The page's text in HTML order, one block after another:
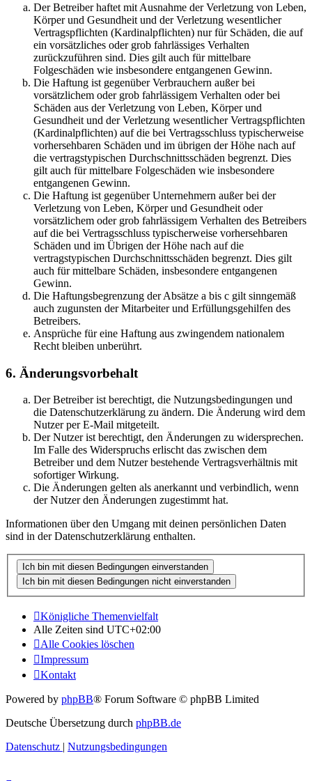
Der Betreiber haftet mit Ausnahme der Verletzung von Leben,
Körper und Gesundheit und der Verletzung wesentlicher
Vertragspflichten (Kardinalpflichten) nur für Schäden, die auf
ein vorsätzliches oder grob fahrlässiges Verhalten
zurückzuführen sind. Dies gilt auch für mittelbare
Folgeschäden wie insbesondere entgangenen Gewinn.
Die Haftung ist gegenüber Verbrauchern außer bei
vorsätzlichem oder grob fahrlässigem Verhalten oder bei
Schäden aus der Verletzung von Leben, Körper und
Gesundheit und der Verletzung wesentlicher Vertragspflichten
(Kardinalpflichten) auf die bei Vertragsschluss typischerweise
vorhersehbaren Schäden und im übrigen der Höhe nach auf
die vertragstypischen Durchschnittsschäden begrenzt. Dies
gilt auch für mittelbare Folgeschäden wie insbesondere
entgangenen Gewinn.
Die Haftung ist gegenüber Unternehmern außer bei der
Verletzung von Leben, Körper und Gesundheit oder
vorsätzlichem oder grob fahrlässigem Verhalten des Betreibers
auf die bei Vertragsschluss typischerweise vorhersehbaren
Schäden und im Übrigen der Höhe nach auf die
vertragstypischen Durchschnittsschäden begrenzt. Dies gilt
auch für mittelbare Schäden, insbesondere entgangenen
Gewinn.
Die Haftungsbegrenzung der Absätze a bis c gilt sinngemäß
auch zugunsten der Mitarbeiter und Erfüllungsgehilfen des
Betreibers.
Ansprüche für eine Haftung aus zwingendem nationalem
Recht bleiben unberührt.
6. Änderungsvorbehalt
Der Betreiber ist berechtigt, die Nutzungsbedingungen und
die Datenschutzerklärung zu ändern. Die Änderung wird dem
Nutzer per E-Mail mitgeteilt.
Der Nutzer ist berechtigt, den Änderungen zu widersprechen.
Im Falle des Widerspruchs erlischt das zwischen dem
Betreiber und dem Nutzer bestehende Vertragsverhältnis mit
sofortiger Wirkung.
Die Änderungen gelten als anerkannt und verbindlich, wenn
der Nutzer den Änderungen zugestimmt hat.
Informationen über den Umgang mit deinen persönlichen Daten
sind in der Datenschutzerklärung enthalten.
Königliche Themenvielfalt
Alle Zeiten sind UTC+02:00
Alle Cookies löschen
Impressum
Kontakt
Powered by phpBB® Forum Software © phpBB Limited
Deutsche Übersetzung durch phpBB.de
Datenschutz | Nutzungsbedingungen